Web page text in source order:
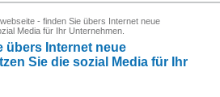
- finden Sie übers Internet neue
Media für Ihr Unternehmen.
übers Internet neue
Sie die sozial Media für Ihr